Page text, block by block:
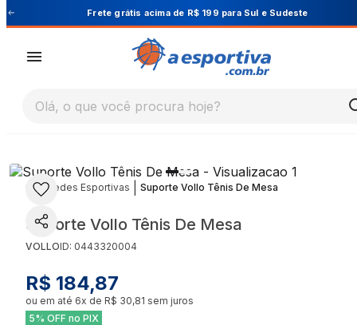
Cupom PRIMEIRA10 para 10% OFF na 1ª
Olá, o que você procura hoje?
| Redes Esportivas Suporte Vollo Tênis De Mesa
Suporte Vollo Tênis De Mesa
VOLLOID: 0443320004
R$ 184,87
ou em até 6x de R$ 30,81 sem juros
5% OFF no PIX